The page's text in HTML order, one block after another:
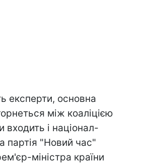
експерти, основна
між коаліцією
входить і націонал-
партія "Новий час"
міністра країни